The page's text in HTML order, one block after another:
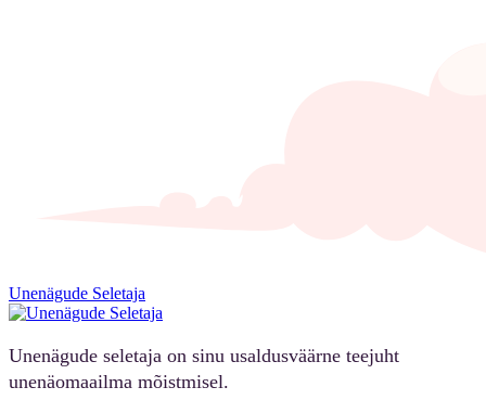
Unenägude Seletaja
Unenägude seletaja on sinu usaldusväärne teejuht
unenäomaailma mõistmisel.